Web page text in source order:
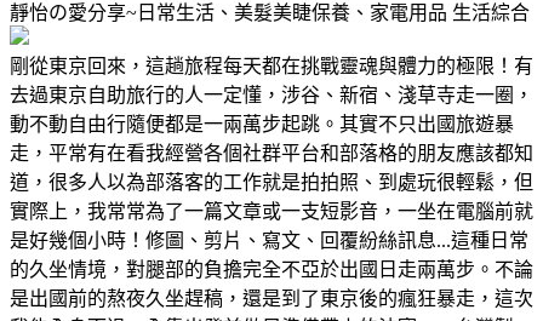
靜怡の愛分享~日常生活、美髮美睫保養、家電用品 生活綜合
剛從東京回來，這趟旅程每天都在挑戰靈魂與體力的極限！有
去過東京自助旅行的人一定懂，涉谷、新宿、淺草寺走一圈，
動不動自由行隨便都是一兩萬步起跳。其實不只出國旅遊暴
走，平常有在看我經營各個社群平台和部落格的朋友應該都知
道，很多人以為部落客的工作就是拍拍照、到處玩很輕鬆，但
實際上，我常常為了一篇文章或一支短影音，一坐在電腦前就
是好幾個小時！修圖、剪片、寫文、回覆紛絲訊息...這種日常
的久坐情境，對腿部的負擔完全不亞於出國日走兩萬步。不論
是出國前的熬夜久坐趕稿，還是到了東京後的瘋狂暴走，這次